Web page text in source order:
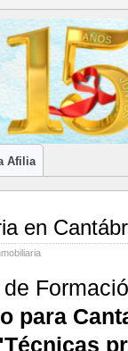
INMOBILIARIOS
Afilia
en
para